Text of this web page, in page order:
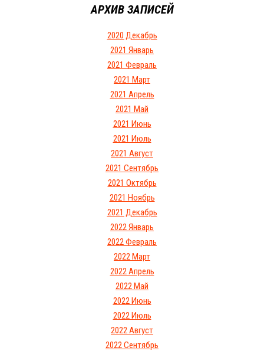
АРХИВ ЗАПИСЕЙ
2020 Декабрь
2021 Январь
2021 Февраль
2021 Март
2021 Апрель
2021 Май
2021 Июнь
2021 Июль
2021 Август
2021 Сентябрь
2021 Октябрь
2021 Ноябрь
2021 Декабрь
2022 Январь
2022 Февраль
2022 Март
2022 Апрель
2022 Май
2022 Июнь
2022 Июль
2022 Август
2022 Сентябрь